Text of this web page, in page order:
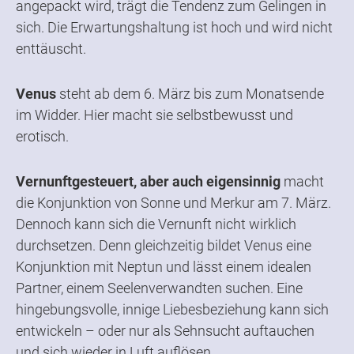
angepackt wird, trägt die Tendenz zum Gelingen in
sich. Die Erwartungshaltung ist hoch und wird nicht
enttäuscht.
Venus steht ab dem 6. März bis zum Monatsende
im Widder. Hier macht sie selbstbewusst und
erotisch.
Vernunftgesteuert, aber auch eigensinnig macht
die Konjunktion von Sonne und Merkur am 7. März.
Dennoch kann sich die Vernunft nicht wirklich
durchsetzen. Denn gleichzeitig bildet Venus eine
Konjunktion mit Neptun und lässt einem idealen
Partner, einem Seelenverwandten suchen. Eine
hingebungsvolle, innige Liebesbeziehung kann sich
entwickeln – oder nur als Sehnsucht auftauchen